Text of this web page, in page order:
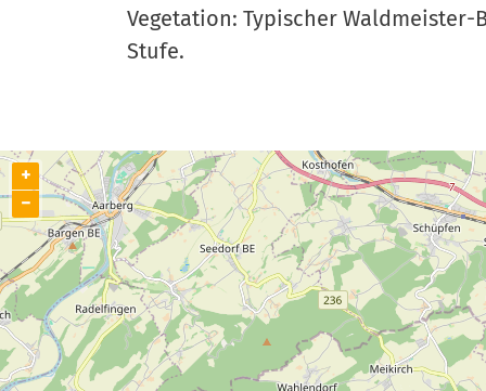
Vegetation: Typischer
Stufe.
+
−